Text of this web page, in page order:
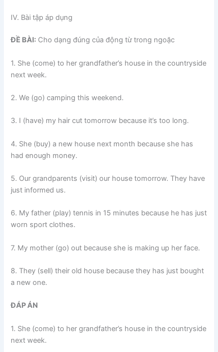
IV. Bài tập áp dụng
ĐỀ BÀI: Cho dạng đúng của động từ trong ngoặc
1. She (come) to her grandfather’s house in the countryside
next week.
2. We (go) camping this weekend.
3. I (have) my hair cut tomorrow because it’s too long.
4. She (buy) a new house next month because she has
had enough money.
5. Our grandparents (visit) our house tomorrow. They have
just informed us.
6. My father (play) tennis in 15 minutes because he has just
worn sport clothes.
7. My mother (go) out because she is making up her face.
8. They (sell) their old house because they has just bought
a new one.
ĐÁP ÁN
1. She (come) to her grandfather’s house in the countryside
next week.